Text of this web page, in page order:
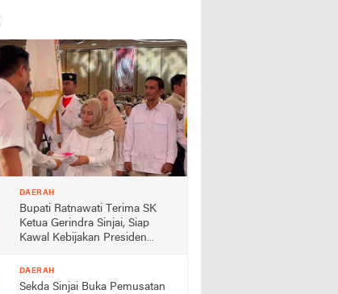
DAERAH
Bupati Ratnawati Terima SK
Ketua Gerindra Sinjai, Siap
Kawal Kebijakan Presiden
DAERAH
Sekda Sinjai Buka Pemusatan